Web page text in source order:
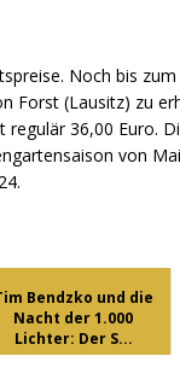
Noch bis
Forst (Lausitz) zu
regulär 36,00 Euro.
von
Bendzko und die
Nacht der 1.000
Lichter: Der S...